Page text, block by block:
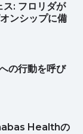
ス: フロリダが
ンシップに備
の行動を呼び
Healthの